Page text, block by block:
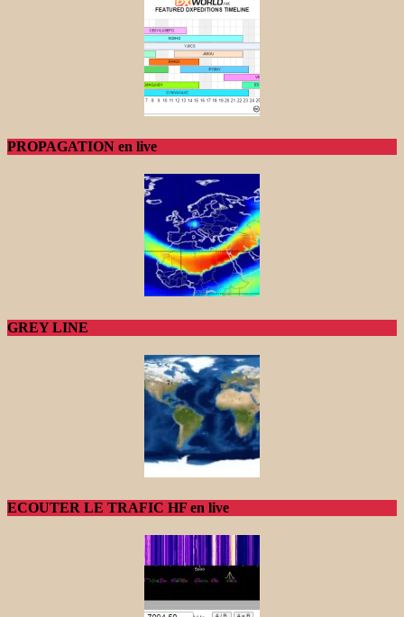
PROPAGATION en live
GREY LINE
ECOUTER LE TRAFIC HF en live